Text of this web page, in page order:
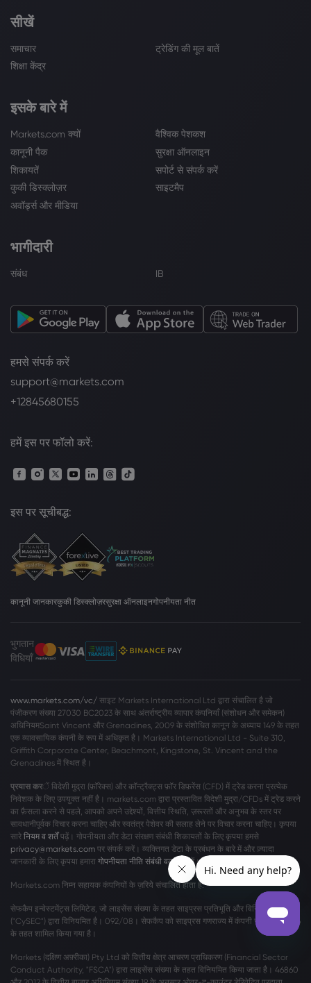
सीखें
समाचार
ट्रेडिंग की मूल बातें
शिक्षा केंद्र
इसके बारे में
Markets.com क्यों
वैश्विक पेशकश
कानूनी पैक
सुरक्षा ऑनलाइन
शिकायतें
सपोर्ट से संपर्क करें
कुकी डिस्क्लोज़र
साइटमैप
अवॉर्ड्स और मीडिया
भागीदारी
संबंध IB
हमसे संपर्क करें
support@markets.com
+12845680155
हमें इस पर फॉलो करें:
इस पर सूचीबद्ध:
कानूनी जानकारकुकी डिस्क्लोज़रसुरक्षा ऑनलाइनगोपनीयता नीत
भुगतान
विधियाँ
www.markets.com/vc/ साइट Markets International Ltd द्वारा संचालित है जो
पंजीकरण संख्या 27030 BC2023 के साथ अंतर्राष्ट्रीय व्यापार कंपनियाँ (संशोधन और समेकन)
अधिनियमSaint Vincent और Grenadines, 2009 के संशोधित कानून के अध्याय 149 के तहत
एक व्यावसायिक कंपनी के रूप में अधिकृत है। Markets International Ltd - Suite 310,
Griffith Corporate Center, Beachmont, Kingstone, St. Vincent and the
Grenadines में स्थित है।
प्रयास करें विदेशी मुद्रा (फ़ॉरेक्स) और कॉन्ट्रैक्ट्स फ़ॉर डिफ़रेंस (CFD) में ट्रेड करना प्रत्येक
निवेशक के लिए उपयुक्त नहीं है। markets.com द्वारा प्रस्तावित विदेशी मुद्रा/CFDs में ट्रेड करने
का फ़ैसला करने से पहले, आपको अपने उद्देश्यों, वित्तीय स्थिति, ज़रूरतों और अनुभव के स्तर पर
सावधानीपूर्वक विचार करना चाहिए और स्वतंत्र पेशेवर की सलाह लेने पर विचार करना चाहिए। कृपया
सारे नियम व शर्तेंपढ़ें। गोपनीयता और डेटा संरक्षण संबंधी शिकायतों के लिए कृपया हमसे
privacy@markets.com पर संपर्क करें। व्यक्तिगत डेटा के प्रबंधन के बारे में और ज़्यादा
जानकारी के लिए कृपया हमारा गोपनीयता नीति संबंधी वक्तव्य पढ़ें।
Markets.com निम्न सहायक कंपनियों के ज़रियेे संचालित होता है:
सेफकैप इन्वेस्टमेंट्स लिमिटेड, जो लाइसेंस संख्या के तहत साइप्रस प्रतिभूति और विनिमय आयोग
("CySEC") द्वारा विनियमित है। 092/08। सेफकैप को साइप्रस गणराज्य में कंपनी संख्या η186196
के तहत शामिल किया गया है।
Markets (दक्षिण अफ़्रीका) Pty Ltd को वित्तीय क्षेत्र आचरण प्राधिकरण (Financial Sector
Conduct Authority, "FSCA") द्वारा लाइसेंस संख्या के तहत विनियमित किया जाता है। 46860